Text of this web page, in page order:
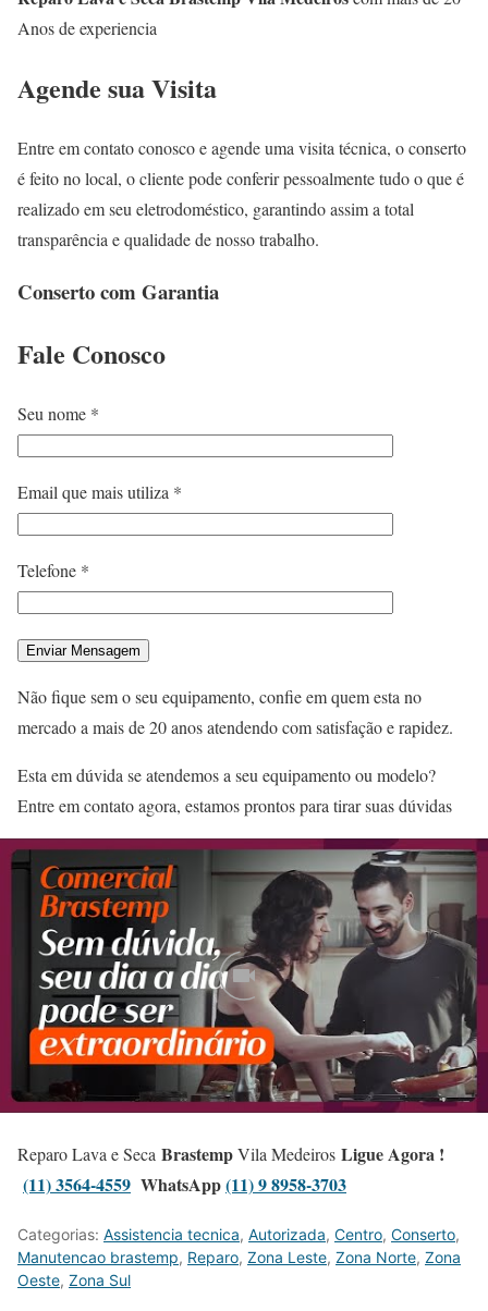
Anos de experiencia
Agende sua Visita
Entre em contato conosco e agende uma visita técnica, o conserto
é feito no local, o cliente pode conferir pessoalmente tudo o que é
realizado em seu eletrodoméstico, garantindo assim a total
transparência e qualidade de nosso trabalho.
Conserto com Garantia
Fale Conosco
Seu nome *
Email que mais utiliza *
Telefone *
Não fique sem o seu equipamento, confie em quem esta no
mercado a mais de 20 anos atendendo com satisfação e rapidez.
Esta em dúvida se atendemos a seu equipamento ou modelo?
Entre em contato agora, estamos prontos para tirar suas dúvidas
Reparo Lava e Seca BrastempVila Medeiros Ligue Agora !
(11) 3564-4559 WhatsApp(11) 9 8958-3703
Categorias: Assistencia tecnica, Autorizada, Centro, Conserto,
Manutencao brastemp, Reparo, Zona Leste, Zona Norte, Zona
Oeste, Zona Sul